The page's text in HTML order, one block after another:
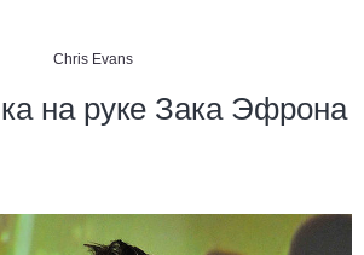
Chris Evans
на руке Зака Эфрона